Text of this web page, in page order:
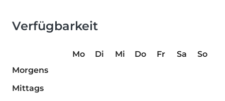
Verfügbarkeit
Mo Di Mi Do Fr Sa
So
Morgens
Mittags